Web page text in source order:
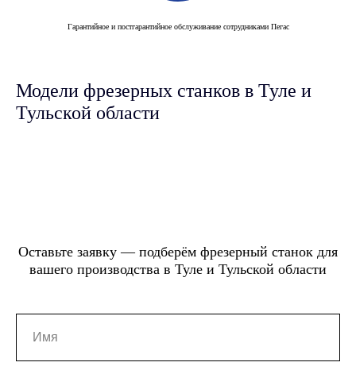
Гарантийное и постгарантийное обслуживание сотрудниками Пегас
Модели фрезерных станков в Туле и
Тульской области
Оставьте заявку — подберём фрезерный станок для
вашего производства в Туле и Тульской области